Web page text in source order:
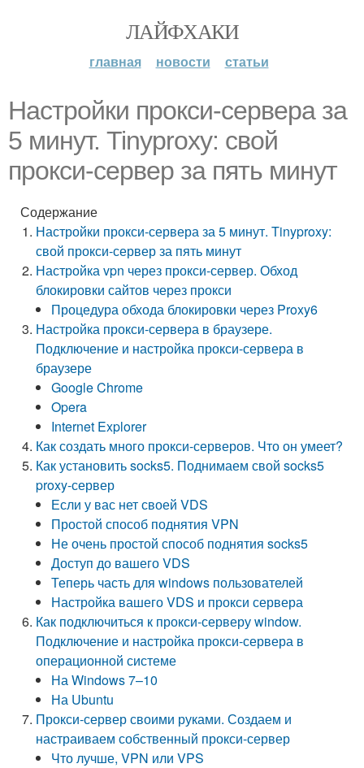
ЛАЙФХАКИ
главная новости статьи
Настройки прокси-сервера за
5 минут. Tinyproxy: свой
прокси-сервер за пять минут
Содержание
Настройки прокси-сервера за 5 минут. Tinyproxy:
свой прокси-сервер за пять минут
Настройка vpn через прокси-сервер. Обход
блокировки сайтов через прокси
Процедура обхода блокировки через Proxy6
Настройка прокси-сервера в браузере.
Подключение и настройка прокси-сервера в
браузере
Google Chrome
Opera
Internet Explorer
Как создать много прокси-серверов. Что он умеет?
Как установить socks5. Поднимаем свой socks5
proxy-сервер
Если у вас нет своей VDS
Простой способ поднятия VPN
Не очень простой способ поднятия socks5
Доступ до вашего VDS
Теперь часть для windows пользователей
Настройка вашего VDS и прокси сервера
Как подключиться к прокси-серверу window.
Подключение и настройка прокси-сервера в
операционной системе
На Windows 7–10
На Ubuntu
Прокси-сервер своими руками. Создаем и
настраиваем собственный прокси-сервер
Что лучше, VPN или VPS